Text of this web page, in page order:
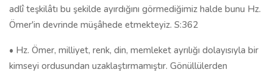
adlî teşkilâtı bu şekilde ayırdığını görmediğimiz halde bunu Hz.
Ömer'in devrinde müşâhede etmekteyiz. S:362
• Hz. Ömer, milliyet, renk, din, memleket ayrılığı dolayısıyla bir
kimseyi ordusundan uzaklaştırmamıştır. Gönüllülerden